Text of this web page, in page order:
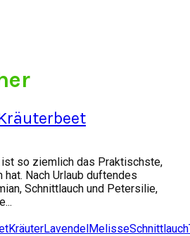
so ziemlich das Praktischste,
Nach Urlaub duftendes
Schnittlauch und Petersilie,
KräuterLavendelMelisseSchnittlauch